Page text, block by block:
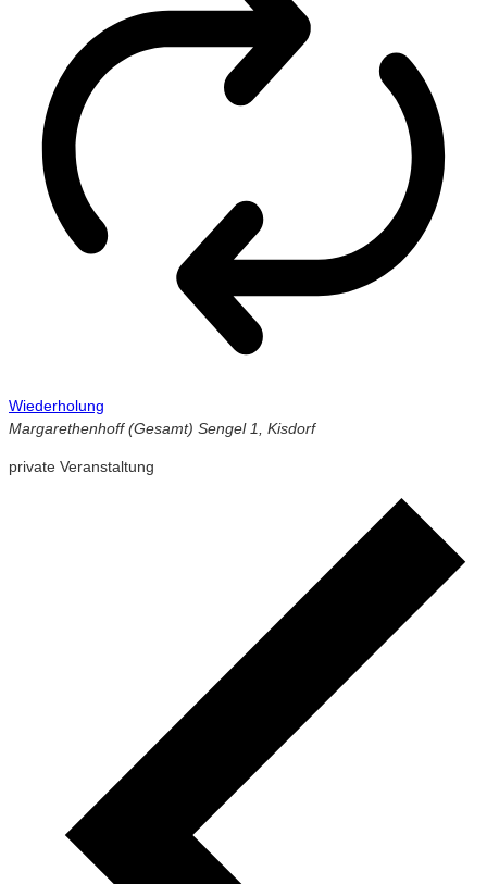
Wiederholung
Margarethenhoff (Gesamt) Sengel 1, Kisdorf
private Veranstaltung